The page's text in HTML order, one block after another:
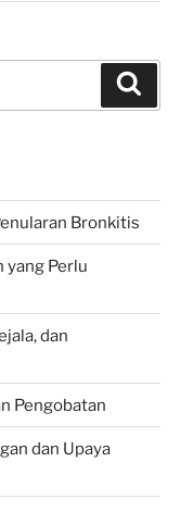
Bronkitis
yang Perlu
dan
Pengobatan
dan Upaya